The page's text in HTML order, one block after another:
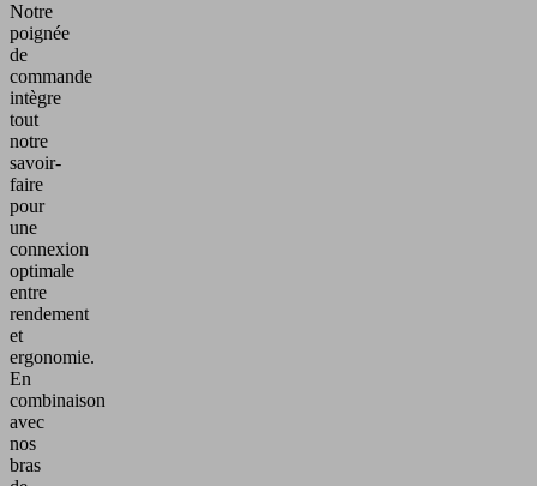
Notre
poignée
de
commande
intègre
tout
notre
savoir-
faire
pour
une
connexion
optimale
entre
rendement
et
ergonomie.
En
combinaison
avec
nos
bras